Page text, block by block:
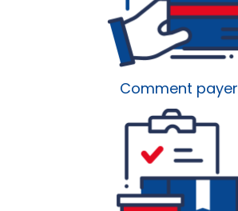
Comment payer